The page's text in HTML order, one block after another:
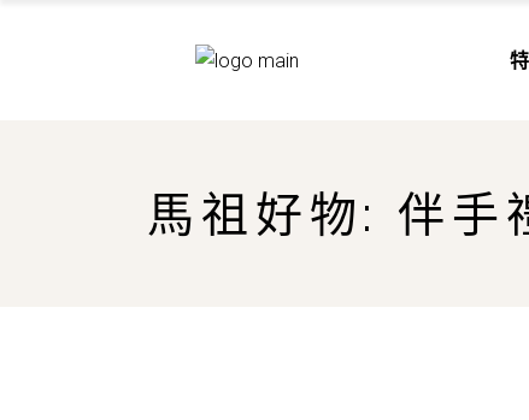
馬祖好物: 伴手